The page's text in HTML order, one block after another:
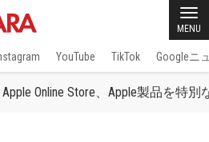
MENU
YouTube TikTok Googleニ
Apple Online Store、Apple製品を特